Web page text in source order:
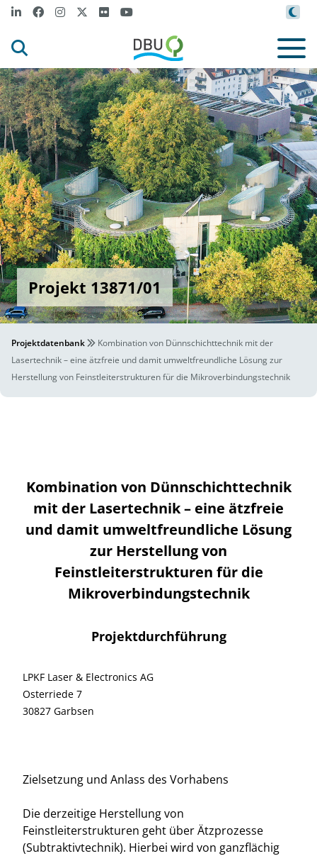
Projekt 13871/01
Projektdatenbank
Kombination von Dünnschichttechnik mit der
Lasertechnik – eine ätzfreie und damit umweltfreundliche Lösung zur
Herstellung von Feinstleiterstrukturen für die Mikroverbindungstechnik
Kombination von Dünnschichttechnik
mit der Lasertechnik – eine ätzfreie
und damit umweltfreundliche Lösung
zur Herstellung von
Feinstleiterstrukturen für die
Mikroverbindungstechnik
Projektdurchführung
LPKF Laser & Electronics AG
Osterriede 7
30827 Garbsen
Zielsetzung und Anlass des Vorhabens
Die derzeitige Herstellung von
Feinstleiterstrukturen geht über Ätzprozesse
(Subtraktivtechnik). Hierbei wird von ganzflächig